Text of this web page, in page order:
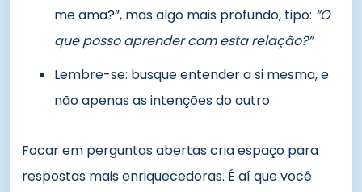
me ama?”, mas algo mais profundo, tipo: “O
que posso aprender com esta relação?”
Lembre-se: busque entender a si mesma, e
não apenas as intenções do outro.
Focar em perguntas abertas cria espaço para
respostas mais enriquecedoras. É aí que você